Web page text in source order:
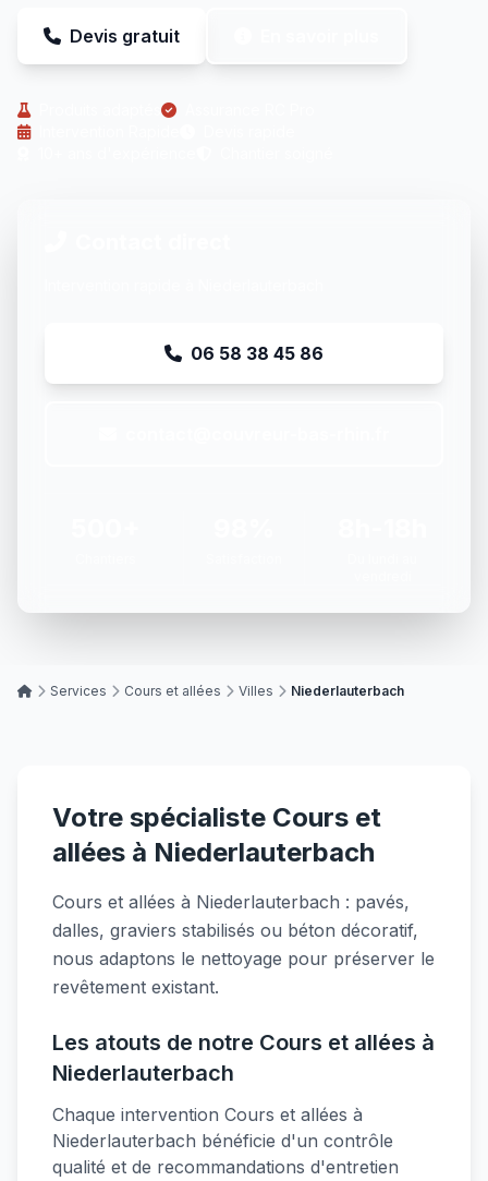
Devis gratuit
06 58 38 45 86
Services Cours et allées Villes Niederlauterbach
Votre spécialiste Cours et
allées à Niederlauterbach
Cours et allées à Niederlauterbach : pavés,
dalles, graviers stabilisés ou béton décoratif,
nous adaptons le nettoyage pour préserver le
revêtement existant.
Les atouts de notre Cours et allées à
Niederlauterbach
Chaque intervention Cours et allées à
Niederlauterbach bénéficie d'un contrôle
qualité et de recommandations d'entretien